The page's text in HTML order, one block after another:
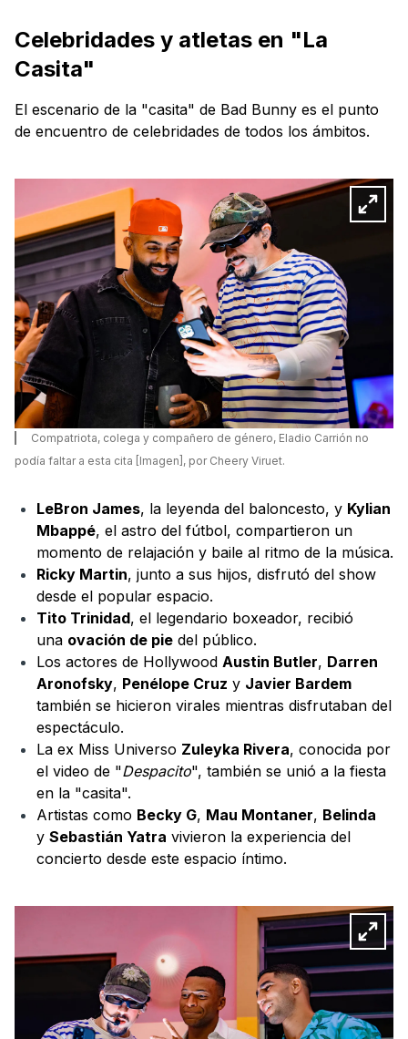
Celebridades y atletas en "La
Casita"
El escenario de la "casita" de Bad Bunny es el punto
de encuentro de celebridades de todos los ámbitos.
Compatriota, colega y compañero de género, Eladio Carrión no
podía faltar a esta cita [Imagen], por Cheery Viruet.
LeBron James, la leyenda del baloncesto, y Kylian
Mbappé, el astro del fútbol, compartieron un
momento de relajación y baile al ritmo de la música.
Ricky Martin, junto a sus hijos, disfrutó del show
desde el popular espacio.
Tito Trinidad, el legendario boxeador, recibió
una ovación de pie del público.
Los actores de Hollywood Austin Butler, Darren
Aronofsky, Penélope Cruz y Javier Bardem
también se hicieron virales mientras disfrutaban del
espectáculo.
La ex Miss Universo Zuleyka Rivera, conocida por
el video de "Despacito", también se unió a la fiesta
en la "casita".
Artistas como Becky G, Mau Montaner, Belinda
y Sebastián Yatra vivieron la experiencia del
concierto desde este espacio íntimo.